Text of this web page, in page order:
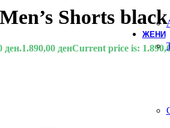
ЖЕНИ
Shorts black
ден.1.890,00 денCurrent price is: